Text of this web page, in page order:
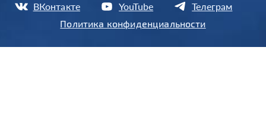
Политика конфиденциальности
ВКонтакте YouTube Телеграм